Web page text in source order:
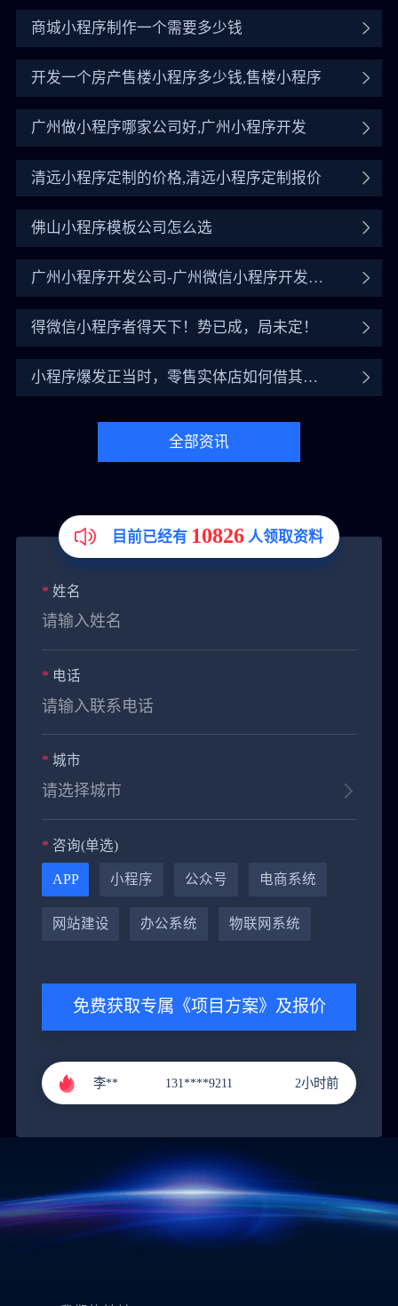
商城小程序制作一个需要多少钱
开发一个房产售楼小程序多少钱,售楼小程序
广州做小程序哪家公司好,广州小程序开发
清远小程序定制的价格,清远小程序定制报价
佛山小程序模板公司怎么选
广州小程序开发公司-广州微信小程序开发公
得微信小程序者得天下！势已成，局未定！
小程序爆发正当时，零售实体店如何借其翻
全部资讯
* 姓名
* 电话
* 城市
* 咨询(单选)
APP 小程序 公众号 电商系统
网站建设 办公系统 物联网系统
免费获取专属《项目方案》及报价
黄** 151****9288 4小时前
李** 131****9211 2小时前
151****9288
郭** 151****3221 1小时前
目前已经有 10826 人领取资料